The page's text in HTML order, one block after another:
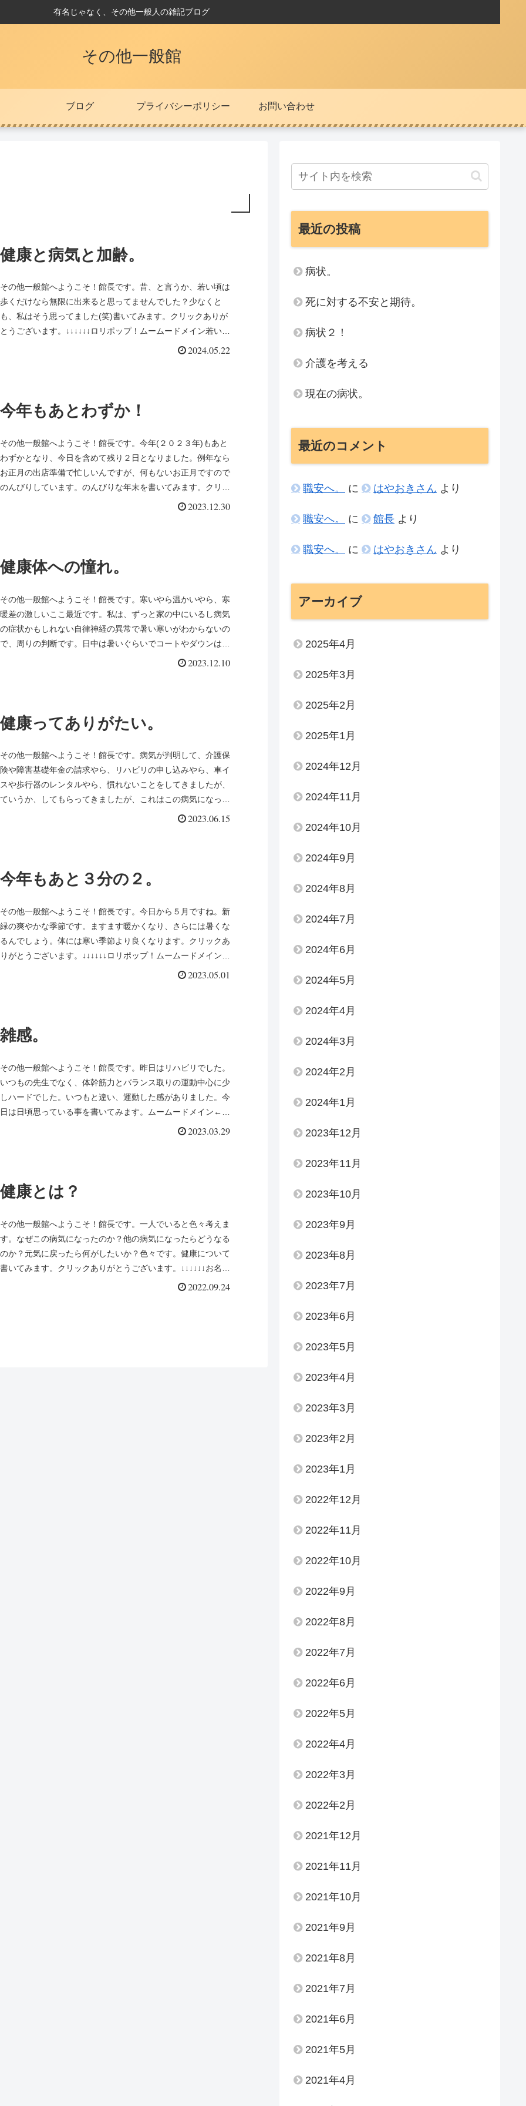
有名じゃなく、その他一般人の雑記ブログ
その他一般館
ブログ プライバシーポリシー お問い合わせ
健康と病気と加齢。
その他一般館へようこそ！館長です。昔、と言うか、若い頃は
歩くだけなら無限に出来ると思ってませんでした？少なくと
も、私はそう思ってました(笑)書いてみます。クリックありが
とうございます。↓↓↓↓↓↓ロリポップ！ムームードメイン若い健
2024.05.22
今年もあとわずか！
その他一般館へようこそ！館長です。今年(２０２３年)もあと
わずかとなり、今日を含めて残り２日となりました。例年なら
お正月の出店準備で忙しいんですが、何もないお正月ですので
のんびりしています。のんびりな年末を書いてみます。クリッ
2023.12.30
健康体への憧れ。
その他一般館へようこそ！館長です。寒いやら温かいやら、寒
暖差の激しいここ最近です。私は、ずっと家の中にいるし病気
の症状かもしれない自律神経の異常で暑い寒いがわからないの
で、周りの判断です。日中は暑いぐらいでコートやダウンはい
2023.12.10
健康ってありがたい。
その他一般館へようこそ！館長です。病気が判明して、介護保
険や障害基礎年金の請求やら、リハビリの申し込みやら、車イ
スや歩行器のレンタルやら、慣れないことをしてきましたが、
ていうか、してもらってきましたが、これはこの病気になった
2023.06.15
今年もあと３分の２。
その他一般館へようこそ！館長です。今日から５月ですね。新
緑の爽やかな季節です。ますます暖かくなり、さらには暑くな
るんでしょう。体には寒い季節より良くなります。クリックあ
りがとうございます。↓↓↓↓↓↓ロリポップ！ムームードメイン時
2023.05.01
雑感。
その他一般館へようこそ！館長です。昨日はリハビリでした。
いつもの先生でなく、体幹筋力とバランス取りの運動中心に少
しハードでした。いつもと違い、運動した感がありました。今
日は日頃思っている事を書いてみます。ムームードメイン←ク
2023.03.29
健康とは？
その他一般館へようこそ！館長です。一人でいると色々考えま
す。なぜこの病気になったのか？他の病気になったらどうなる
のか？元気に戻ったら何がしたいか？色々です。健康について
書いてみます。クリックありがとうございます。↓↓↓↓↓↓お名
2022.09.24
最近の投稿
病状。
死に対する不安と期待。
病状２！
介護を考える
現在の病状。
最近のコメント
職安へ。 に はやおきさん より
職安へ。 に 館長 より
職安へ。 に はやおきさん より
アーカイブ
2025年4月
2025年3月
2025年2月
2025年1月
2024年12月
2024年11月
2024年10月
2024年9月
2024年8月
2024年7月
2024年6月
2024年5月
2024年4月
2024年3月
2024年2月
2024年1月
2023年12月
2023年11月
2023年10月
2023年9月
2023年8月
2023年7月
2023年6月
2023年5月
2023年4月
2023年3月
2023年2月
2023年1月
2022年12月
2022年11月
2022年10月
2022年9月
2022年8月
2022年7月
2022年6月
2022年5月
2022年4月
2022年3月
2022年2月
2021年12月
2021年11月
2021年10月
2021年9月
2021年8月
2021年7月
2021年6月
2021年5月
2021年4月